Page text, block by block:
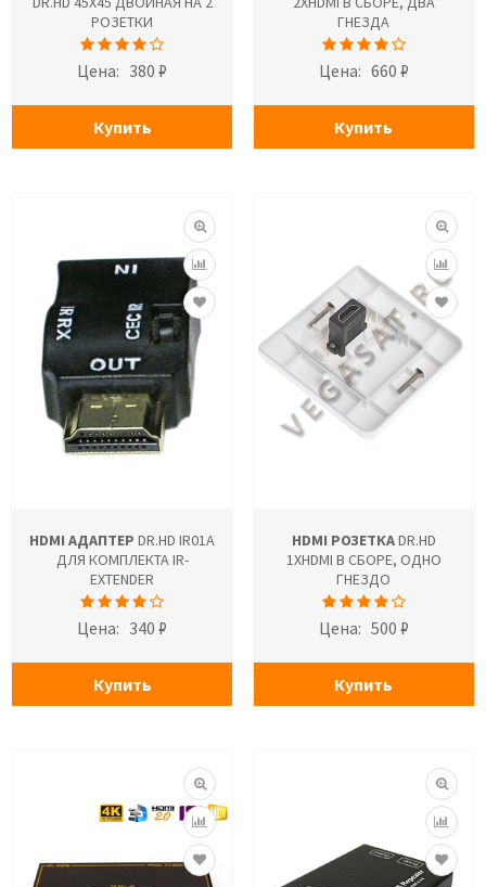
РОЗЕТКИ
Цена: 380 ₽
Купить
ГНЕЗДА
Цена: 660 ₽
Купить
HDMI АДАПТЕР DR.HD IR01A
ДЛЯ КОМПЛЕКТА IR-
EXTENDER
Цена: 340 ₽
Купить
HDMI РОЗЕТКАDR.HD
1XHDMI В СБОРЕ, ОДНО
ГНЕЗДО
Цена: 500 ₽
Купить